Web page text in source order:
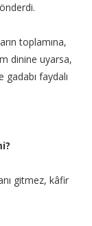
toplamına,
dinine uyarsa,
gadabı faydalı
gitmez, kâfir